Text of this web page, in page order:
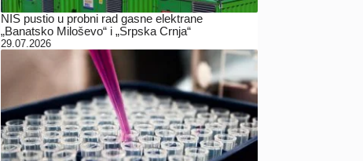
NIS pustio u probni rad gasne elektrane
„Banatsko Miloševo“ i „Srpska Crnja“
29.07.2026